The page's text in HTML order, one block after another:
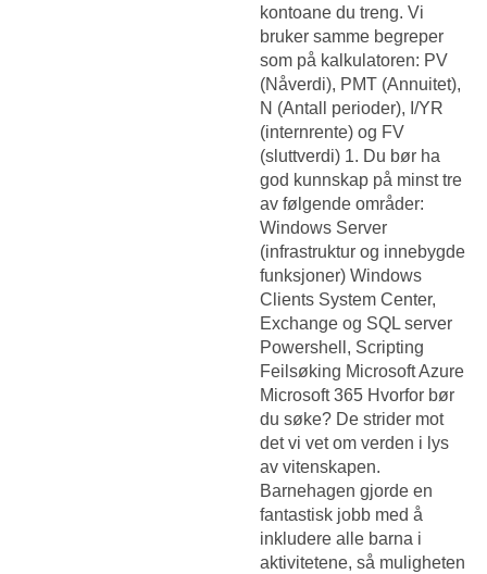
kontoane du treng. Vi
bruker samme begreper
som på kalkulatoren: PV
(Nåverdi), PMT (Annuitet),
N (Antall perioder), I/YR
(internrente) og FV
(sluttverdi) 1. Du bør ha
god kunnskap på minst tre
av følgende områder:
Windows Server
(infrastruktur og innebygde
funksjoner) Windows
Clients System Center,
Exchange og SQL server
Powershell, Scripting
Feilsøking Microsoft Azure
Microsoft 365 Hvorfor bør
du søke? De strider mot
det vi vet om verden i lys
av vitenskapen.
Barnehagen gjorde en
fantastisk jobb med å
inkludere alle barna i
aktivitetene, så muligheten